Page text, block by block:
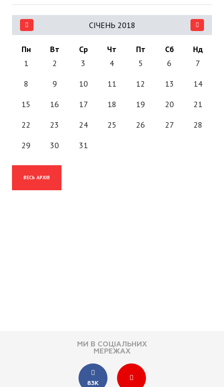
СІЧЕНЬ 2018
Пн Вт Ср Чт Пт Сб
Нд
1
2 3 4 5 6 7
8 9 10 11 12 13 14
15 16 17 18 19 20 21
22 23 24 25 26 27 28
29 30 31
ВЕСЬ АРХІВ
МИ В СОЦІАЛЬНИХ
МЕРЕЖАХ
83K